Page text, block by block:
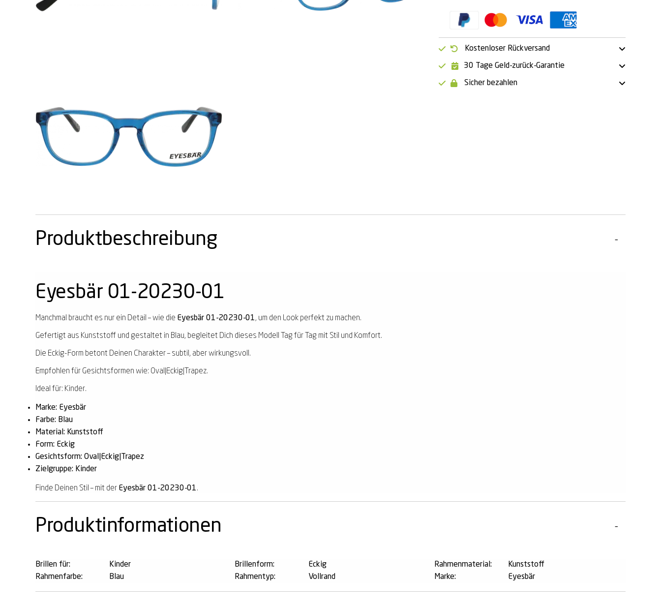
Kostenloser Rückversand
30 Tage Geld-zurück-Garantie
Sicher bezahlen
Produktbeschreibung
Eyesbär 01-20230-01
Manchmal braucht es nur ein Detail – wie die Eyesbär 01-20230-01, um den Look perfekt zu machen.
Gefertigt aus Kunststoff und gestaltet in Blau, begleitet Dich dieses Modell Tag für Tag mit Stil und Komfort.
Die Eckig-Form betont Deinen Charakter – subtil, aber wirkungsvoll.
Empfohlen für Gesichtsformen wie: Oval|Eckig|Trapez.
Ideal für: Kinder.
Marke: Eyesbär
Farbe: Blau
Material: Kunststoff
Form: Eckig
Gesichtsform: Oval|Eckig|Trapez
Zielgruppe: Kinder
Finde Deinen Stil – mit der Eyesbär 01-20230-01.
Produktinformationen
Brillen für:
Kinder
Rahmenfarbe:
Blau
Brillenform:
Eckig
Rahmentyp:
Vollrand
Rahmenmaterial:
Kunststoff
Marke:
Eyesbär